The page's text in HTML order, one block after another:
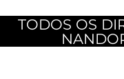
TODOS OS